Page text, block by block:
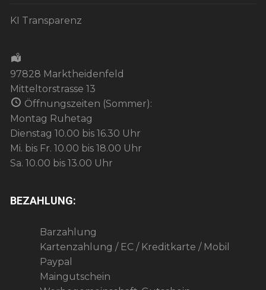
KI Transparenz
97828 Marktheidenfeld
Mitteltorstrasse 13
Öffnungszeiten (Sommer):
Montag Ruhetag
Dienstag 10.00 bis 16.30 Uhr
Mi. bis Fr. 10.00 bis 18.00 Uhr
Sa. 10.00 bis 13.00 Uhr
BEZAHLUNG:
Barzahlung
Kartenzahlung / EC / Kreditkarte / Mobil
Paypal
Maingutschein